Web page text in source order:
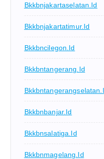
Bkkbnjakartaselatan.id
Bkkbnjakartatimur.id
Bkkbncilegon.id
Bkkbntangerang.id
Bkkbnbanjar.id
Bkkbnsalatiga.id
Bkkbnmagelang.id